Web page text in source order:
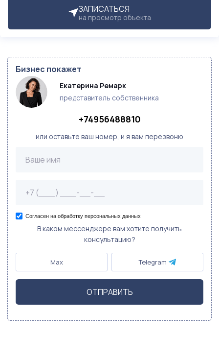
ЗАПИСАТЬСЯ
на просмотр объекта
Бизнес покажет
Екатерина Ремарк
представитель собственника
+74956488810
или оставьте ваш номер, и я вам перезвоню
Согласен на обработку персональных данных
В каком мессенджере вам хотите получить
консультацию?
Max Telegram
ОТПРАВИТЬ